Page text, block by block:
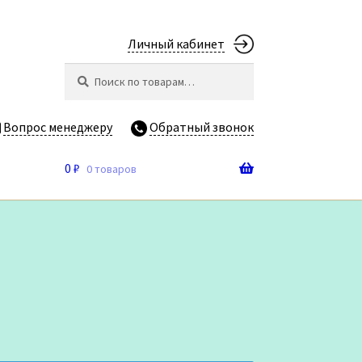
Личный кабинет
Вопрос менеджеру Обратный звонок
0 ₽ 0 товаров